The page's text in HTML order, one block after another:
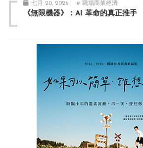
七月 20, 2026 # 職場商業經濟
《無限機器》：AI 革命的真正推手